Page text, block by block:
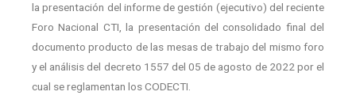
la presentación del informe de gestión (ejecutivo) del reciente
Foro Nacional CTI, la presentación del consolidado final del
documento producto de las mesas de trabajo del mismo foro
y el análisis del decreto 1557 del 05 de agosto de 2022 por el
cual se reglamentan los CODECTI.